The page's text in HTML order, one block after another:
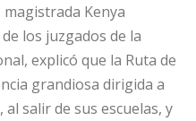
Kenya
los juzgados de la
explicó que la Ruta de
grandiosa dirigida a
salir de sus escuelas, y